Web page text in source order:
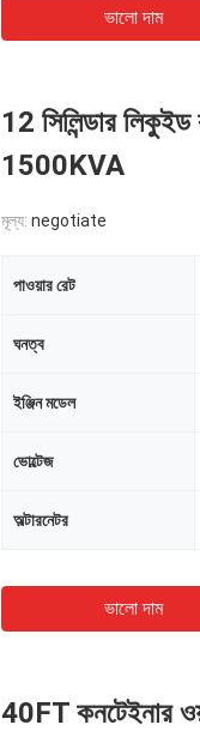
ভালো দাম
12 সিলিন্ডার
1500KVA
মূল্য: negotiate
পাওয়ার রেট
ঘনত্ব
ইঞ্জিন মডেল
ভোল্টেজ
অল্টারনেটর
ভালো দাম
40FT কনটেইনার